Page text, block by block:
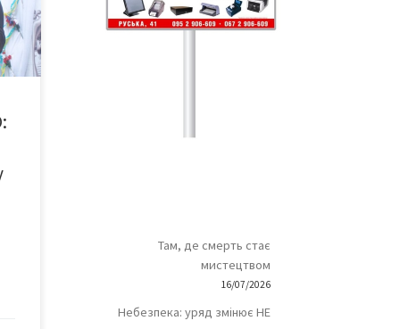
є
Там, де смерть стає
мистецтвом
16/07/2026
Небезпека: уряд змінює НЕ